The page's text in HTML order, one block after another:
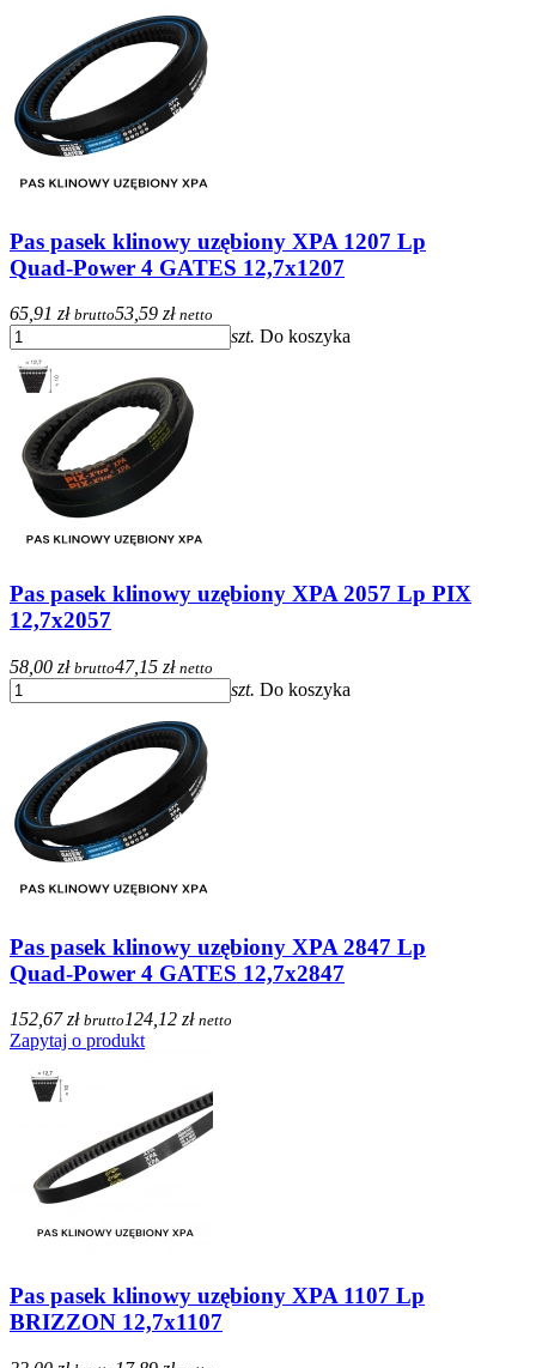
Pas pasek klinowy uzębiony XPA 1207 Lp
Quad-Power 4 GATES 12,7x1207
65,91 zł brutto53,59 zł netto
szt. Do koszyka
Pas pasek klinowy uzębiony XPA 2057 Lp PIX
12,7x2057
58,00 zł brutto47,15 zł netto
szt. Do koszyka
Pas pasek klinowy uzębiony XPA 2847 Lp
Quad-Power 4 GATES 12,7x2847
152,67 zł brutto 124,12 zł netto
Zapytaj o produkt
Pas pasek klinowy uzębiony XPA 1107 Lp
BRIZZON 12,7x1107